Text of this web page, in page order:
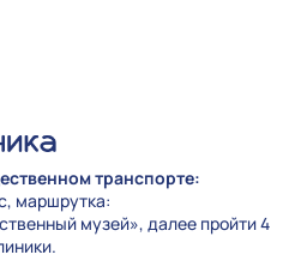
транспорте:
маршрутка:
музей», далее пройти 4